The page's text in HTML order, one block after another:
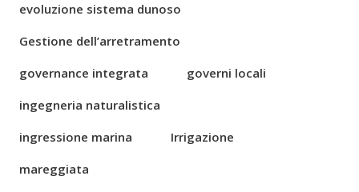
evoluzione sistema dunoso
Gestione dell’arretramento
governance integrata
governi locali
ingegneria naturalistica
ingressione marina
Irrigazione
mareggiata